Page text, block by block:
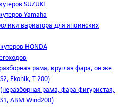
SUZUKI
Yamaha
вариатора для япоинских
HONDA
рама, круглая фара, он же
Ekonik, T-200)
рама, фара фигуристая,
ABM Wind200)